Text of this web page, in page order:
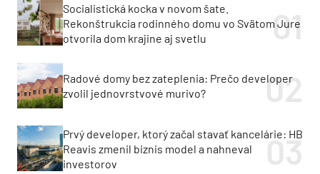
Socialistická kocka v novom šate.
Rekonštrukcia rodinného domu vo Svätom Jure
otvorila dom krajine aj svetlu
Radové domy bez zateplenia: Prečo developer
zvolil jednovrstvové murivo?
Prvý developer, ktorý začal stavať kancelárie: HB
Reavis zmenil biznis model a nahneval
investorov